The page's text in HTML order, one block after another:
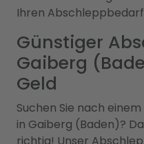
Ihren
Günstiger
Gaiberg
Geld
Suchen Sie nach
in Gaiberg (Baden)?